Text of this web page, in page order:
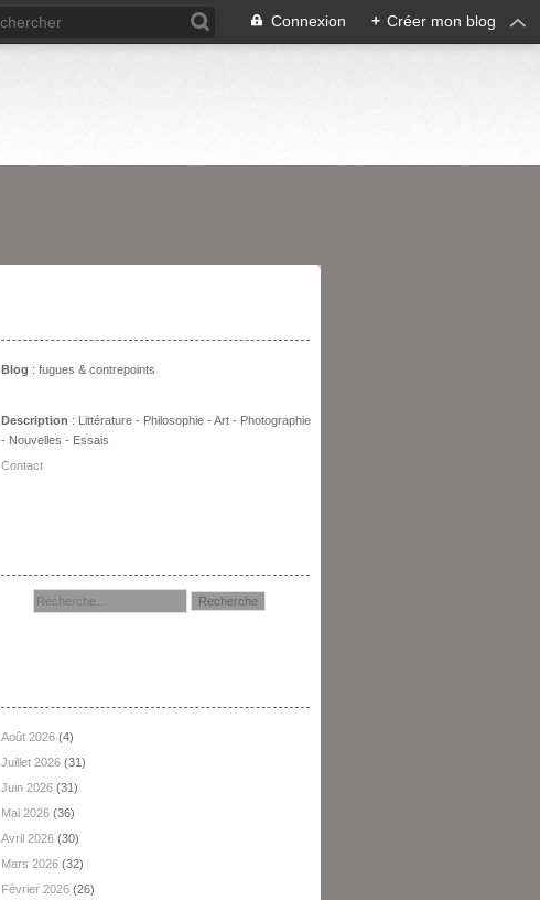
Connexion + Créer mon blog
Blog : fugues & contrepoints
Description : Littérature - Philosophie - Art - Photographie
- Nouvelles - Essais
Contact
Août 2026 (4)
Juillet 2026 (31)
Juin 2026 (31)
Mai 2026 (36)
Avril 2026 (30)
Mars 2026 (32)
Février 2026 (26)